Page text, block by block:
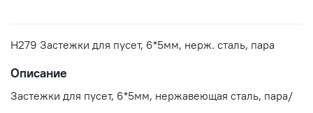
H279 Застежки для пусет, 6*5мм, нерж. сталь, пара
Описание
Застежки для пусет, 6*5мм, нержавеющая сталь, пара/